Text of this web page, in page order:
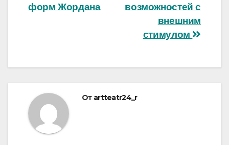
возможностей с
внешним
стимулом
форм Жордана
От artteatr24_r